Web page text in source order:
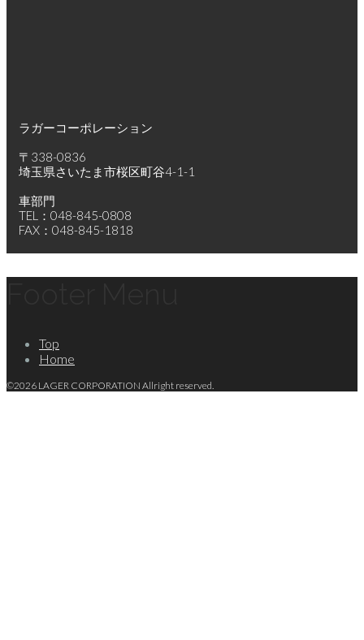
ラガーコーポレーション
〒338-0836
埼玉県さいたま市桜区町谷4-1-1
車部門
TEL：048-845-0808
FAX：048-845-1818
Top
Home
©2026 LAGER CORPORATION Allright reserved.